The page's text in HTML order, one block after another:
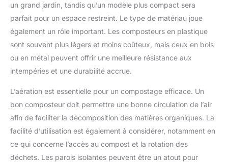
un grand jardin, tandis qu’un modèle plus compact sera
parfait pour un espace restreint. Le type de matériau joue
également un rôle important. Les composteurs en plastique
sont souvent plus légers et moins coûteux, mais ceux en bois
ou en métal peuvent offrir une meilleure résistance aux
intempéries et une durabilité accrue.
L’aération est essentielle pour un compostage efficace. Un
bon composteur doit permettre une bonne circulation de l’air
afin de faciliter la décomposition des matières organiques. La
facilité d’utilisation est également à considérer, notamment en
ce qui concerne l’accès au compost et la rotation des
déchets. Les parois isolantes peuvent être un atout pour